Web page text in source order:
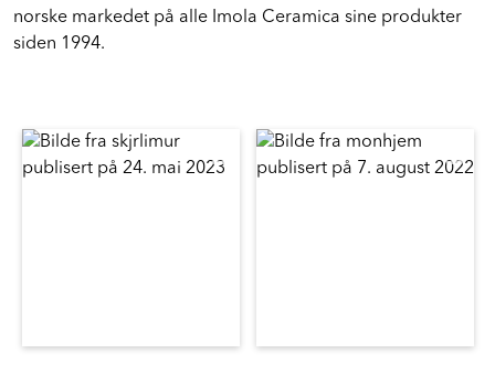
norske markedet på alle Imola Ceramica sine produkter
siden 1994.